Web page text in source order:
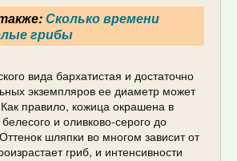
Сколько времени
грибы
вида бархатистая и достаточно
экземпляров ее диаметр может
правило, кожица окрашена в
и оливково-серого до
шляпки во многом зависит от
гриб, и интенсивности